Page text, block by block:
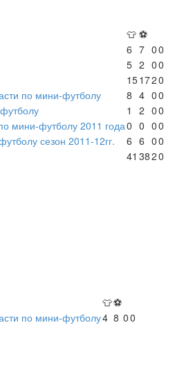
👕 ⚽
6 7 00
5 2 00
151720
по мини-футболу 8 4 00
1 2 00
мини-футболу 2011 года0 0 00
сезон 2011-12гг. 6 6 00
41 3820
👕⚽
по мини-футболу4 8 00